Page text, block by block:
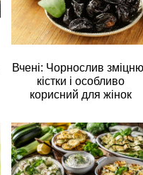
Вчені: Чорнослив
кістки і особливо
корисний для жінок